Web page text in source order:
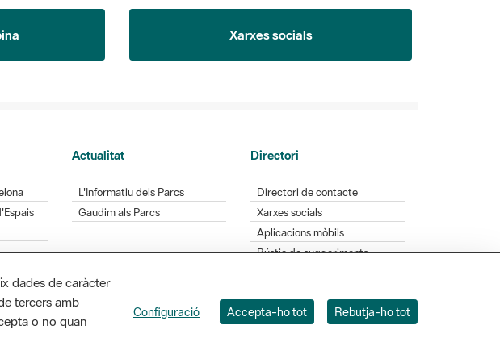
Xarxes socials
Actualitat
L'Informatiu dels Parcs
Gaudim als Parcs
Directori
Directori de contacte
Xarxes socials
Aplicacions mòbils
Bústia de suggeriments
Edifici Llacuna, 1a planta. Badajoz, 49. 08005 Barcelona. Tel. 934 022 428
dades de caràcter
tercers amb
o no quan
Configuració Accepta-ho tot Rebutja-ho tot